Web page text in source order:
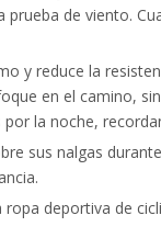
de viento.
y reduce la
en el camino,
la noche,
sus nalgas
deportiva de